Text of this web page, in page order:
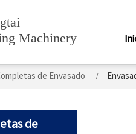
Machinery
de Envasado
de